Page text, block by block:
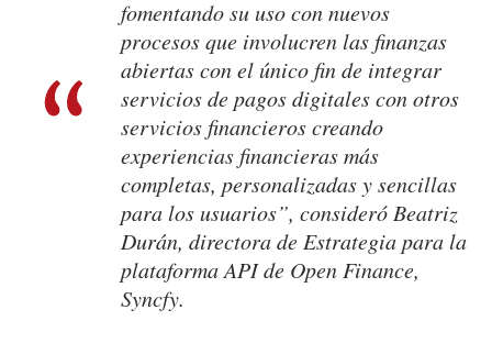
fomentando su uso con nuevos
procesos que involucren las finanzas
abiertas con el único fin de integrar
servicios de pagos digitales con otros
servicios financieros creando
experiencias financieras más
completas, personalizadas y sencillas
para los usuarios”, consideró Beatriz
Durán, directora de Estrategia para la
plataforma API de Open Finance,
Syncfy.